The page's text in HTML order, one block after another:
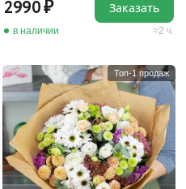
2990
в наличии 2 ч.
Заказать
Топ-1 продаж